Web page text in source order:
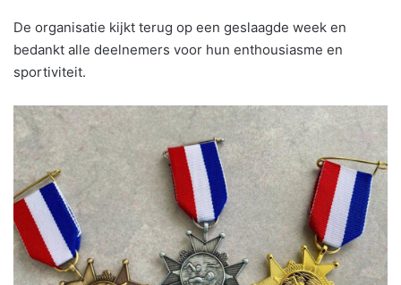
De organisatie kijkt terug op een geslaagde week en
bedankt alle deelnemers voor hun enthousiasme en
sportiviteit.